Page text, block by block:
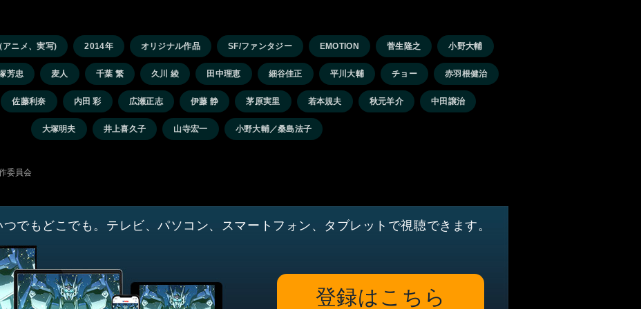
アニメ、実写) 2014年 オリジナル作品 SF/ファンタジー EMOTION 菅生隆之 小野大輔
芳忠 麦人 千葉 繁 久川 綾 田中理恵 細谷佳正 平川大輔 チョー 赤羽根健治
佐藤利奈 内田 彩 広瀬正志 伊藤 静 茅原実里 若本規夫 秋元羊介 中田譲治
大塚明夫 井上喜久子 山寺宏一 小野大輔／桑島法子
委員会
でもどこでも。テレビ、パソコン、スマートフォン、タブレットで視聴できます。
登録はこちら